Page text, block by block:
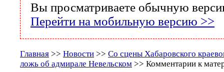
Вы просматриваете обычную
Перейти на мобильную версию >>
Главная >> Новости >> Со сцены Хабаровского
ложь об адмирале Невельском >> Комментарии к